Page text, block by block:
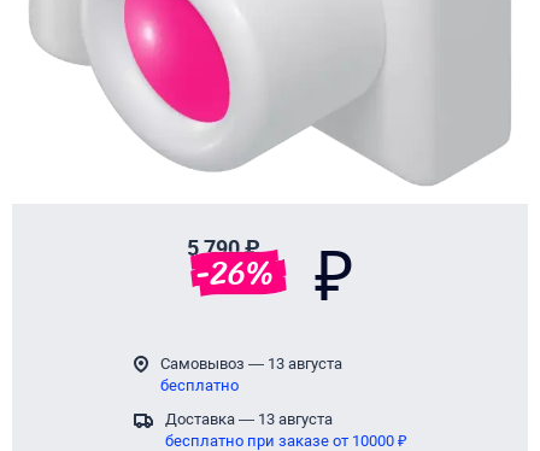
5 790 ₽
-26% ₽
Самовывоз — 13 августа
бесплатно
Доставка — 13 августа
бесплатно при заказе от 10000 ₽